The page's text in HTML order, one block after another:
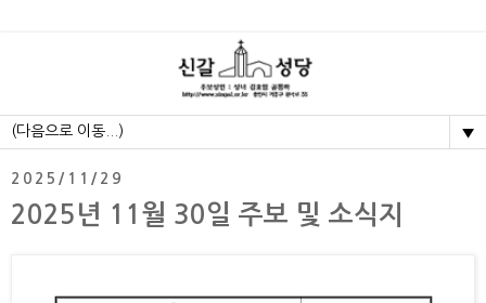
▼
2025/11/29
2025년 11월 30일 주보 및 소식지